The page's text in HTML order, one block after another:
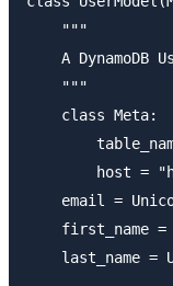
    """
A DynamoDB
    """
    class Meta:
host =
email =
first_name =